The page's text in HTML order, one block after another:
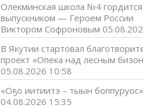
Олекминская школа №4
выпускником — Героем России
Виктором Софроновым
В Якутии стартовал
проект «Опека над лесным
05.08.2026 10:58
«Оҕо иитиитэ – тыын боппуруос»
04.08.2026 15:35